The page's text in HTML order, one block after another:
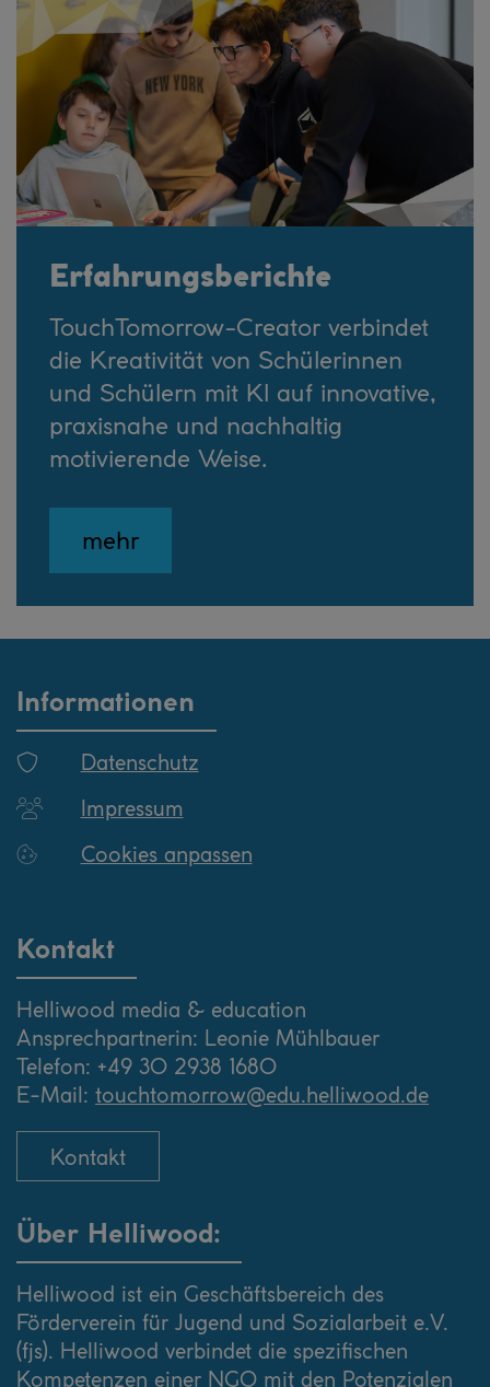
Erfahrungsberichte
TouchTomorrow-Creator verbindet
die Kreativität von Schülerinnen
und Schülern mit KI auf innovative,
praxisnahe und nachhaltig
motivierende Weise.
mehr
Informationen
Datenschutz
Impressum
Cookies anpassen
Kontakt
Helliwood media & education
Ansprechpartnerin: Leonie Mühlbauer
Telefon: +49 30 2938 1680
E-Mail: touchtomorrow@edu.helliwood.de
Kontakt
Über Helliwood:
Helliwood ist ein Geschäftsbereich des
Förderverein für Jugend und Sozialarbeit e.V.
(fjs). Helliwood verbindet die spezifischen
Kompetenzen einer NGO mit den Potenzialen